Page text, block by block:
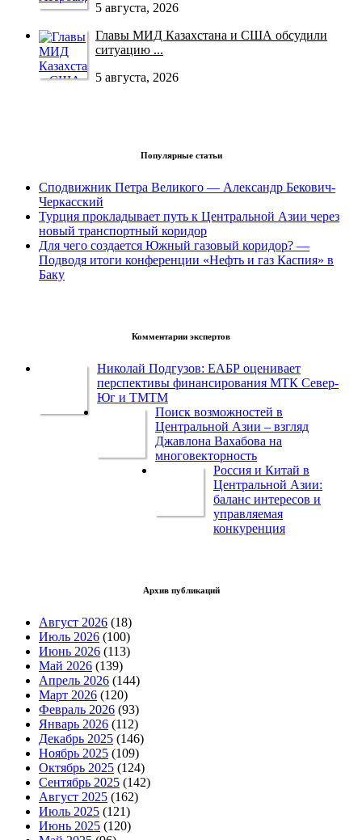
5 августа, 2026
Главы МИД Казахстана и США обсудили
ситуацию ...
5 августа, 2026
Популярные статьи
Сподвижник Петра Великого — Александр Бекович-
Черкасский
Турция прокладывает путь к Центральной Азии через
новый транспортный коридор
Для чего создается Южный газовый коридор? —
Подводя итоги конференции «Нефть и газ Каспия» в
Баку
Комментарии экспертов
Николай Подгузов: ЕАБР оценивает
перспективы финансирования МТК Север-
Юг и ТМТМ
Поиск возможностей в
Центральной Азии – взгляд
Джавлона Вахабова на
многовекторность
Россия и Китай в
Центральной Азии:
баланс интересов и
управляемая
конкуренция
Архив публикаций
Август 2026 (18)
Июль 2026 (100)
Июнь 2026 (113)
Май 2026 (139)
Апрель 2026 (144)
Март 2026 (120)
Февраль 2026 (93)
Январь 2026 (112)
Декабрь 2025 (146)
Ноябрь 2025 (109)
Октябрь 2025 (124)
Сентябрь 2025 (142)
Август 2025 (162)
Июль 2025 (121)
Июнь 2025 (120)